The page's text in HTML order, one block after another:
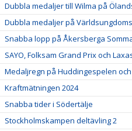
Dubbla medaljer till Wilma på
Dubbla medaljer på
Snabba lopp på Åkersberga
SAYO, Folksam Grand Prix och
Medaljregn på Huddingespelen och
Kraftmätningen 2024
Snabba tider i Södertälje
Stockholmskampen deltävling 2